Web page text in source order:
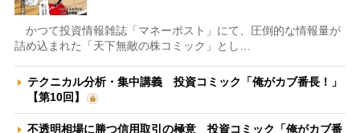
かつて投資情報雑誌「マネーポスト」にて、圧倒的な情報量が
詰め込まれた「天下無敵の株コミック」とし…
テクニカル分析・集中講義 投資コミック「俺がカブ番長！」
【第10回】
不透明相場に勝つ信用取引の極意 投資コミック「俺がカブ番